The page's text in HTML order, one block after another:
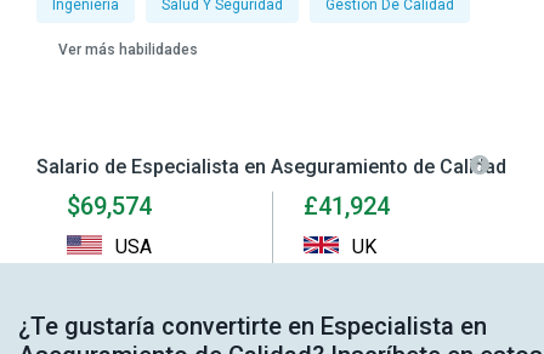
Ingeniería Salud Y Seguridad Gestión De Calidad
Ver más habilidades
Salario de Especialista en Aseguramiento de Calidad
$69,574
USA
£41,924
UK
¿Te gustaría convertirte en Especialista en